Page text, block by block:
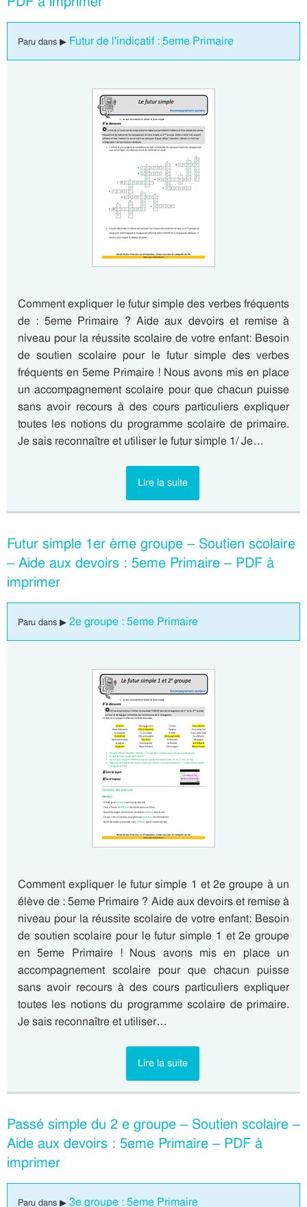
Paru dans ▶ Futur de l'indicatif : 5eme Primaire
Comment expliquer le futur simple des verbes fréquents
de : 5eme Primaire ? Aide aux devoirs et remise à
niveau pour la réussite scolaire de votre enfant: Besoin
de soutien scolaire pour le futur simple des verbes
fréquents en 5eme Primaire ! Nous avons mis en place
un accompagnement scolaire pour que chacun puisse
sans avoir recours à des cours particuliers expliquer
toutes les notions du programme scolaire de primaire.
Je sais reconnaître et utiliser le futur simple 1/ Je…
Lire la suite
Futur simple 1er ème groupe – Soutien scolaire
– Aide aux devoirs : 5eme Primaire – PDF à
imprimer
Paru dans ▶ 2e groupe : 5eme Primaire
Comment expliquer le futur simple 1 et 2e groupe à un
élève de : 5eme Primaire ? Aide aux devoirs et remise à
niveau pour la réussite scolaire de votre enfant: Besoin
de soutien scolaire pour le futur simple 1 et 2e groupe
en 5eme Primaire ! Nous avons mis en place un
accompagnement scolaire pour que chacun puisse
sans avoir recours à des cours particuliers expliquer
toutes les notions du programme scolaire de primaire.
Je sais reconnaître et utiliser…
Lire la suite
Passé simple du 2 e groupe – Soutien scolaire –
Aide aux devoirs : 5eme Primaire – PDF à
imprimer
Paru dans ▶ 3e groupe : 5eme Primaire